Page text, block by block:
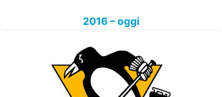
2016 – oggi